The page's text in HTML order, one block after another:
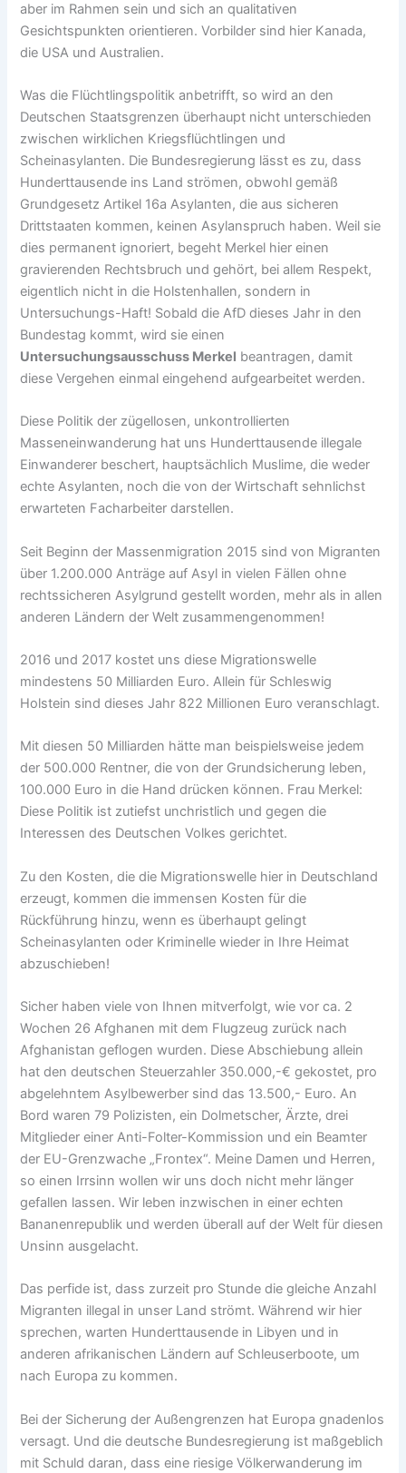
aber im Rahmen sein und sich an qualitativen
Gesichtspunkten orientieren. Vorbilder sind hier Kanada,
die USA und Australien.
Was die Flüchtlingspolitik anbetrifft, so wird an den
Deutschen Staatsgrenzen überhaupt nicht unterschieden
zwischen wirklichen Kriegsflüchtlingen und
Scheinasylanten. Die Bundesregierung lässt es zu, dass
Hunderttausende ins Land strömen, obwohl gemäß
Grundgesetz Artikel 16a Asylanten, die aus sicheren
Drittstaaten kommen, keinen Asylanspruch haben. Weil sie
dies permanent ignoriert, begeht Merkel hier einen
gravierenden Rechtsbruch und gehört, bei allem Respekt,
eigentlich nicht in die Holstenhallen, sondern in
Untersuchungs-Haft! Sobald die AfD dieses Jahr in den
Bundestag kommt, wird sie einen
Untersuchungsausschuss Merkel beantragen, damit
diese Vergehen einmal eingehend aufgearbeitet werden.
Diese Politik der zügellosen, unkontrollierten
Masseneinwanderung hat uns Hunderttausende illegale
Einwanderer beschert, hauptsächlich Muslime, die weder
echte Asylanten, noch die von der Wirtschaft sehnlichst
erwarteten Facharbeiter darstellen.
Seit Beginn der Massenmigration 2015 sind von Migranten
über 1.200.000 Anträge auf Asyl in vielen Fällen ohne
rechtssicheren Asylgrund gestellt worden, mehr als in allen
anderen Ländern der Welt zusammengenommen!
2016 und 2017 kostet uns diese Migrationswelle
mindestens 50 Milliarden Euro. Allein für Schleswig
Holstein sind dieses Jahr 822 Millionen Euro veranschlagt.
Mit diesen 50 Milliarden hätte man beispielsweise jedem
der 500.000 Rentner, die von der Grundsicherung leben,
100.000 Euro in die Hand drücken können. Frau Merkel:
Diese Politik ist zutiefst unchristlich und gegen die
Interessen des Deutschen Volkes gerichtet.
Zu den Kosten, die die Migrationswelle hier in Deutschland
erzeugt, kommen die immensen Kosten für die
Rückführung hinzu, wenn es überhaupt gelingt
Scheinasylanten oder Kriminelle wieder in Ihre Heimat
abzuschieben!
Sicher haben viele von Ihnen mitverfolgt, wie vor ca. 2
Wochen 26 Afghanen mit dem Flugzeug zurück nach
Afghanistan geflogen wurden. Diese Abschiebung allein
hat den deutschen Steuerzahler 350.000,-€ gekostet, pro
abgelehntem Asylbewerber sind das 13.500,- Euro. An
Bord waren 79 Polizisten, ein Dolmetscher, Ärzte, drei
Mitglieder einer Anti-Folter-Kommission und ein Beamter
der EU-Grenzwache „Frontex“. Meine Damen und Herren,
so einen Irrsinn wollen wir uns doch nicht mehr länger
gefallen lassen. Wir leben inzwischen in einer echten
Bananenrepublik und werden überall auf der Welt für diesen
Unsinn ausgelacht.
Das perfide ist, dass zurzeit pro Stunde die gleiche Anzahl
Migranten illegal in unser Land strömt. Während wir hier
sprechen, warten Hunderttausende in Libyen und in
anderen afrikanischen Ländern auf Schleuserboote, um
nach Europa zu kommen.
Bei der Sicherung der Außengrenzen hat Europa gnadenlos
versagt. Und die deutsche Bundesregierung ist maßgeblich
mit Schuld daran, dass eine riesige Völkerwanderung im